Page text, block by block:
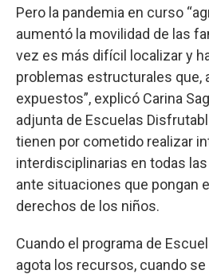
Pero la pandemia en curso
aumentó la movilidad de las
vez es más difícil localizar y
problemas estructurales que,
expuestos”, explicó Carina
adjunta de Escuelas
tienen por cometido realizar
interdisciplinarias en todas
ante situaciones que pongan
derechos de los niños.
Cuando el programa de
agota los recursos, cuando